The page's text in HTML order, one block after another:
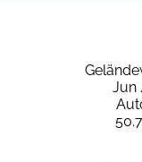
Jun